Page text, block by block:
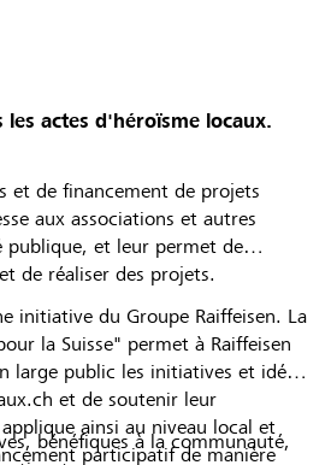
les actes d'héroïsme locaux.
et de financement de projets
aux associations et autres
et leur permet de
de réaliser des projets.
initiative du Groupe Raiffeisen. La
la Suisse" permet à Raiffeisen
large public les initiatives et idées
et de soutenir leur
ainsi au niveau local et
participatif de manière
bénéfiques à la communauté,